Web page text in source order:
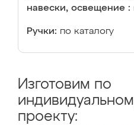
навески, освещение :
Ручки: по каталогу
Изготовим по
проекту: